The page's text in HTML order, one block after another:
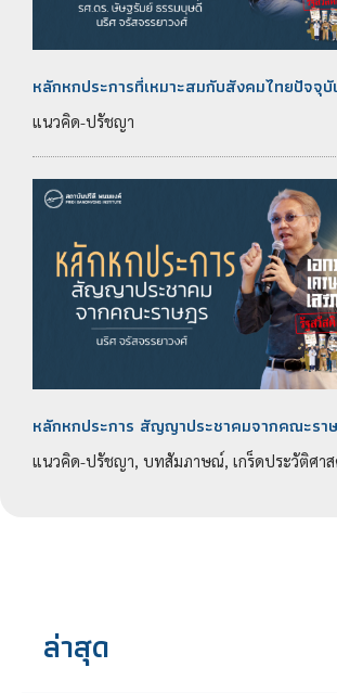
หลักหกประการที่เหมาะสมกับสังคมไทยปัจจุบั
แนวคิด-ปรัชญา
หลักหกประการ สัญญาประชาคมจากคณะรา
แนวคิด-ปรัชญา, บทสัมภาษณ์, เกร็ดประวัติศาส
ล่าสุด